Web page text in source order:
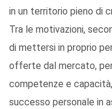
in un territorio pieno di
Tra le motivazioni,
di mettersi in proprio
offerte dal mercato,
competenze e
successo personale in